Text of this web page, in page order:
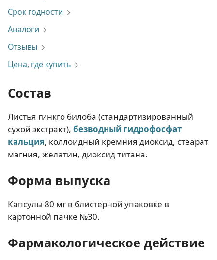
Срок годности
Аналоги
Отзывы
Цена, где купить
Состав
Листья гинкго билоба (стандартизированный
сухой экстракт), безводный гидрофосфат
кальция, коллоидный кремния диоксид, стеарат
магния, желатин, диоксид титана.
Форма выпуска
Капсулы 80 мг в блистерной упаковке в
картонной пачке №30.
Фармакологическое действие